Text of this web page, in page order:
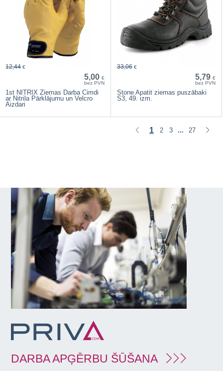
5,00 €
bez PVN
12,44 €
1st NITRIX Ziemas Darba Cimdi
ar Nitrila Pārklājumu un Velcro
Aizdari
5,79 €
bez PVN
33,06 €
Stone Apatit ziemas puszābaki
S3, 49. izm.
1 2 3 ... 27
DARBA APĢĒRBU ŠŪŠANA